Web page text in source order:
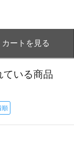
カートを見る
ている商品
順